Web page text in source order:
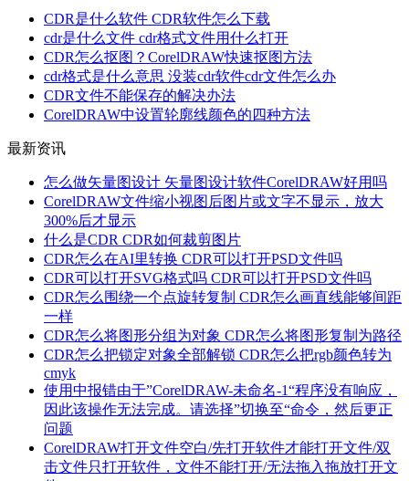
CDR是什么软件 CDR软件怎么下载
cdr是什么文件 cdr格式文件用什么打开
CDR怎么抠图？CorelDRAW快速抠图方法
cdr格式是什么意思 没装cdr软件cdr文件怎么办
CDR文件不能保存的解决办法
CorelDRAW中设置轮廓线颜色的四种方法
最新资讯
怎么做矢量图设计 矢量图设计软件CorelDRAW好用吗
CorelDRAW文件缩小视图后图片或文字不显示，放大
300%后才显示
什么是CDR CDR如何裁剪图片
CDR怎么在AI里转换 CDR可以打开PSD文件吗
CDR可以打开SVG格式吗 CDR可以打开PSD文件吗
CDR怎么围绕一个点旋转复制 CDR怎么画直线能够间距
一样
CDR怎么将图形分组为对象 CDR怎么将图形复制为路径
CDR怎么把锁定对象全部解锁 CDR怎么把rgb颜色转为
cmyk
使用中报错由于”CorelDRAW-未命名-1“程序没有响应，
因此该操作无法完成。请选择”切换至“命令，然后更正
问题
CorelDRAW打开文件空白/先打开软件才能打开文件/双
击文件只打开软件，文件不能打开/无法拖入拖放打开文